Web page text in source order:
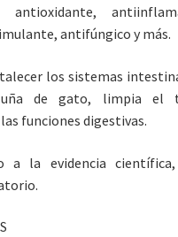
antioxidante,
antifúngico y más.
los sistemas
uña de gato, limpia el
funciones digestivas.
a la evidencia